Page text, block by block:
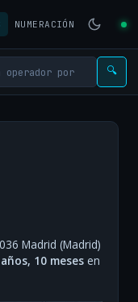
NUMERACIÓN
🔍
Madrid (Madrid)
10 meses en